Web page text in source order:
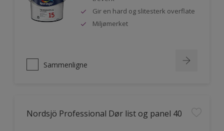
Gir en hard og slitesterk overflate
Miljømerket
Sammenligne
Nordsjö Professional Dør list og panel 40